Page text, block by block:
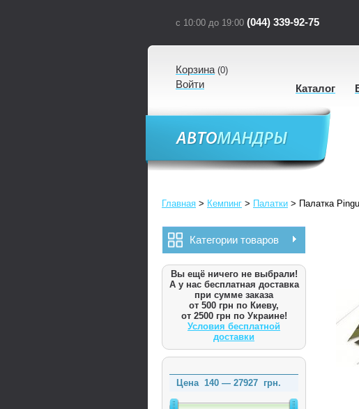
с 10:00 до 19:00 (044) 339-92-75
Корзина(0)
Войти Каталог
Главная > Кемпинг > Палатки > Палатка
Категории товаров
Вы ещё ничего не выбрали!
А у нас бесплатная доставка
при сумме заказа
от 500 грн по Киеву,
от 2500 грн по Украине!
Условия бесплатной
доставки
Цена 140 — 27927 грн.